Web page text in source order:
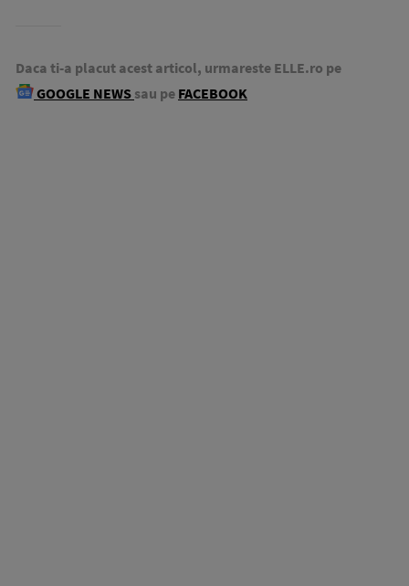
Daca ti-a placut acest articol, urmareste ELLE.ro pe
GOOGLE NEWS sau pe FACEBOOK